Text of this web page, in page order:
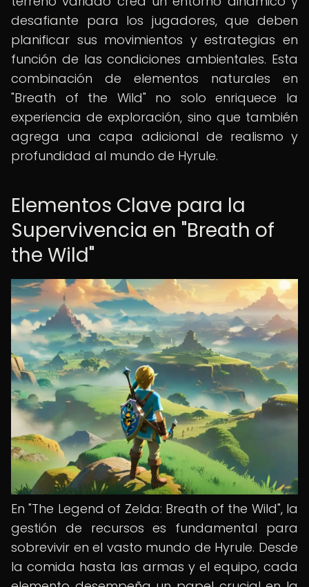
desafiante para los jugadores, que deben
planificar sus movimientos y estrategias en
función de las condiciones ambientales. Esta
combinación de elementos naturales en
"Breath of the Wild" no solo enriquece la
experiencia de exploración, sino que también
agrega una capa adicional de realismo y
profundidad al mundo de Hyrule.
Elementos Clave para la
Supervivencia en "Breath of
the Wild"
En "The Legend of Zelda: Breath of the Wild", la
gestión de recursos es fundamental para
sobrevivir en el vasto mundo de Hyrule. Desde
la comida hasta las armas y el equipo, cada